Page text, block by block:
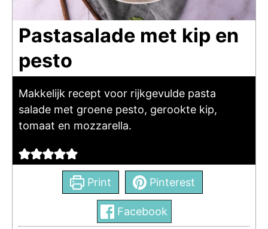
Pastasalade met kip en
pesto
Makkelijk recept voor rijkgevulde pasta
salade met groene pesto, gerookte kip,
tomaat en mozzarella.
Print Pinterest
Facebook